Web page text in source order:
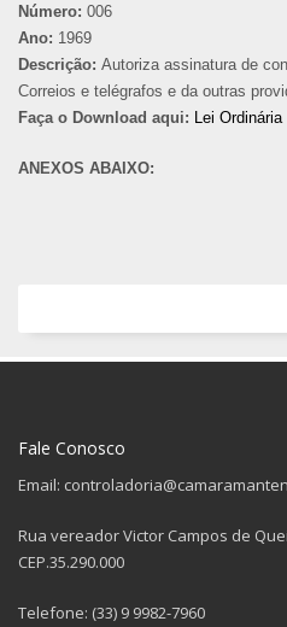
Número: 006
Ano: 1969
Descrição: Autoriza assinatura de
Correios e telégrafos e da outras
Faça o Download aqui: Lei Ordinária
ANEXOS ABAIXO:
Fale Conosco
Email:
Rua vereador Victor Campos de
CEP.35.290.000
Telefone: (33) 9 9982-7960